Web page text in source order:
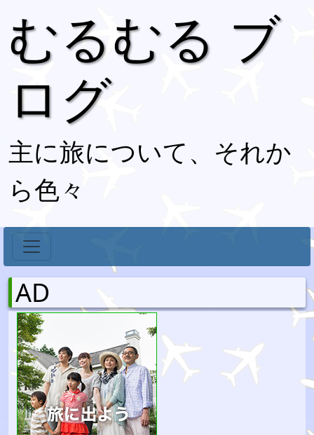
むるむる ブ
ログ
主に旅について、それか
ら色々
AD